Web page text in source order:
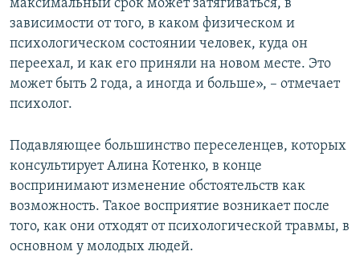
максимальный срок может затягиваться, в
зависимости от того, в каком физическом и
психологическом состоянии человек, куда он
переехал, и как его приняли на новом месте. Это
может быть 2 года, а иногда и больше», – отмечает
психолог.
Подавляющее большинство переселенцев, которых
консультирует Алина Котенко, в конце
воспринимают изменение обстоятельств как
возможность. Такое восприятие возникает после
того, как они отходят от психологической травмы, в
основном у молодых людей.